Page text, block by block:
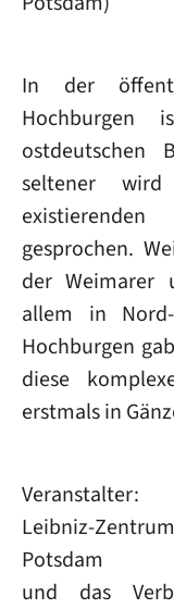
In der
ostdeutschen
seltener
existierenden
gesprochen.
der Weimarer
allem in
Hochburgen
diese
erstmals in
Veranstalter:
Leibniz-
Potsdam
und das